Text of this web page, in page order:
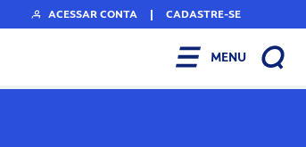
ACESSAR CONTA | CADASTRE-SE
MENU